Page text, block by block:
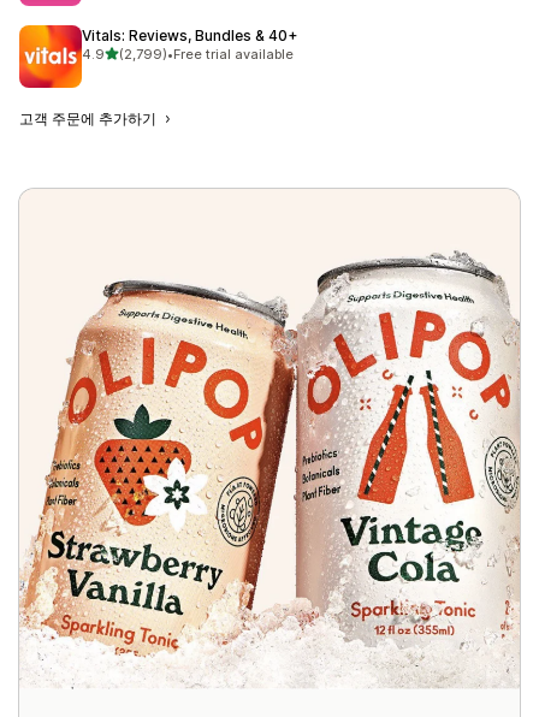
Vitals: Reviews, Bundles & 40+
4.9별 5개 중
(2,799)
총 리뷰 2799개
•Free trial available
고객 주문에 추가하기